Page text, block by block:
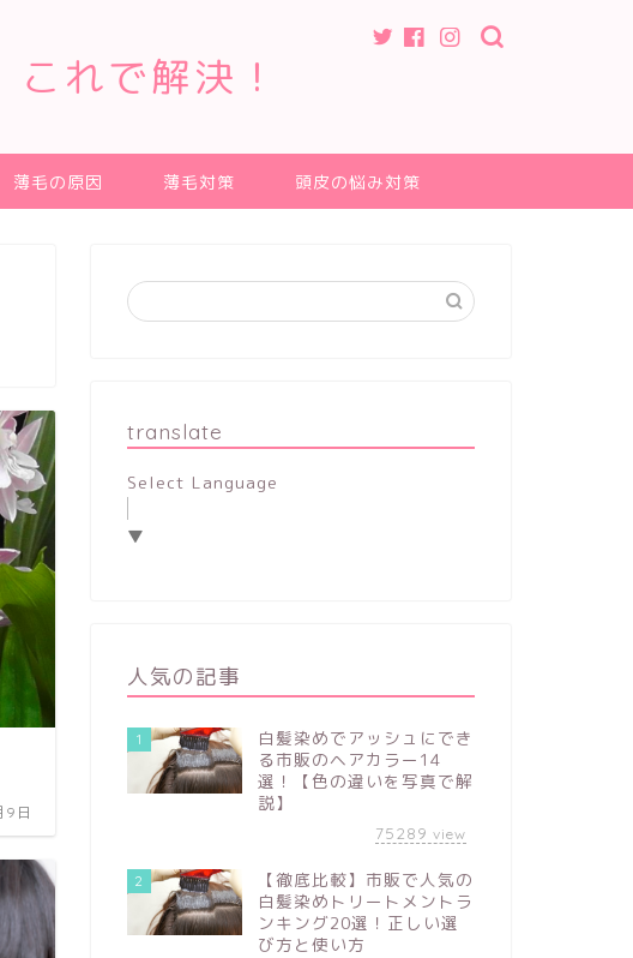
れで解決！
薄毛の原因 薄毛対策 頭皮の悩み対策
9日
translate
Select Language
▼
人気の記事
1
白髪染めでアッシュにでき
る市販のヘアカラー14
選！【色の違いを写真で解
説】
75289 view
2
【徹底比較】市販で人気の
白髪染めトリートメントラ
ンキング20選！正しい選
び方と使い方